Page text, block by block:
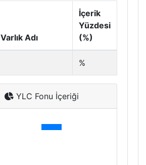
Varlık Adı
İçerik
Yüzdesi
(%)
%
YLC Fonu İçeriği